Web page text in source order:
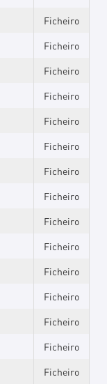
Ficheiro
Ficheiro
Ficheiro
Ficheiro
Ficheiro
Ficheiro
Ficheiro
Ficheiro
Ficheiro
Ficheiro
Ficheiro
Ficheiro
Ficheiro
Ficheiro
Ficheiro